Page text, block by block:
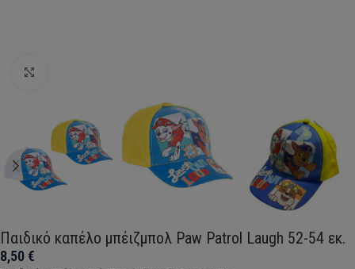
Παιδικό καπέλο μπέιζμπολ Paw Patrol Laugh 52-54 εκ.
8,50€